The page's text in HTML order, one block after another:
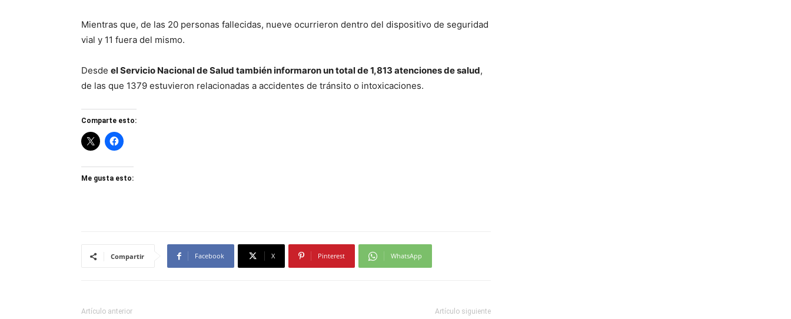
Mientras que, de las 20 personas fallecidas, nueve ocurrieron dentro del dispositivo de seguridad
vial y 11 fuera del mismo.
Desde el Servicio Nacional de Salud también informaron un total de 1,813 atenciones de salud,
de las que 1379 estuvieron relacionadas a accidentes de tránsito o intoxicaciones.
Comparte esto:
Me gusta esto:
Compartir Facebook X Pinterest WhatsApp
Artículo anterior Artículo siguiente